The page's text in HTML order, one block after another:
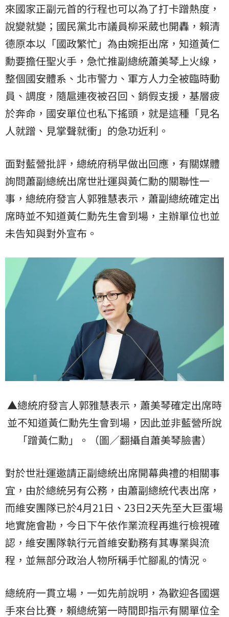
來國家正副元首的行程也可以為了打卡蹭熱度，
說變就變；國民黨北市議員柳采葳也開轟，賴清
德原本以「國政繁忙」為由婉拒出席，知道黃仁
勳要擔任聖火手，急忙推副總統蕭美琴上火線，
整個國安體系、北市警力、軍方人力全被臨時動
員、調度，隨扈連夜被召回、銷假支援，基層疲
於奔命，國安單位也私下搖頭，就是這種「見名
人就蹭、見掌聲就衝」的急功近利。
面對藍營批評，總統府稍早做出回應，有關媒體
詢問蕭副總統出席世壯運與黃仁勳的關聯性一
事，總統府發言人郭雅慧表示，蕭副總統確定出
席時並不知道黃仁勳先生會到場，主辦單位也並
未告知與對外宣布。
▲總統府發言人郭雅慧表示，蕭美琴確定出席時
並不知道黃仁勳先生會到場，因此並非藍營所說
「蹭黃仁勳」。（圖／翻攝自蕭美琴臉書）
對於世壯運邀請正副總統出席開幕典禮的相關事
宜，由於總統另有公務，由蕭副總統代表出席，
而維安團隊已於4月21日、23日2天先至大巨蛋場
地實施會勘，今日下午依作業流程再進行檢視確
認，維安團隊執行元首維安勤務有其專業與流
程，並無部分政治人物所稱手忙腳亂的情況。
總統府一貫立場，一如先前說明，為歡迎各國選
手來台比賽，賴總統第一時間即指示有關單位全